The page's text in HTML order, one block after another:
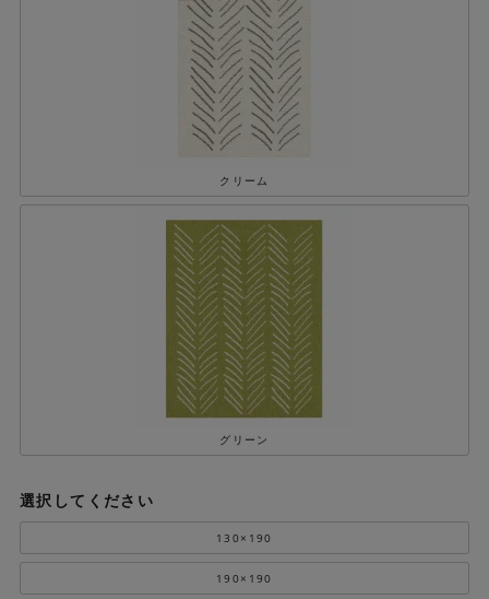
クリーム
グリーン
選択してください
130×190
190×190